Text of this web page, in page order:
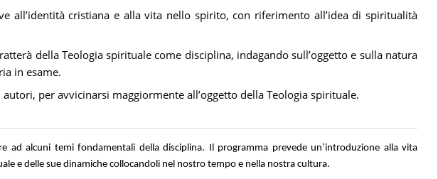
all’identità cristiana e alla vita nello spirito, con riferimento all’idea di spiritualità
della Teologia spirituale come disciplina, indagando sull’oggetto e sulla natura
in esame.
per avvicinarsi maggiormente all’oggetto della Teologia spirituale.
ad alcuni temi fondamentali della disciplina. Il programma prevede un’introduzione alla vita
e delle sue dinamiche collocandoli nel nostro tempo e nella nostra cultura.